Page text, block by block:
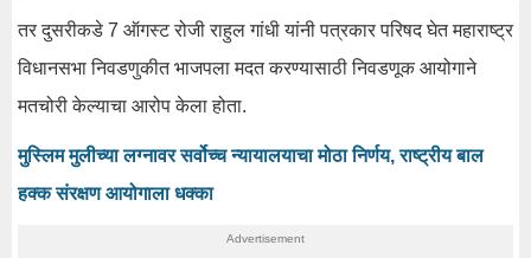
तर दुसरीकडे 7 ऑगस्ट रोजी राहुल गांधी यांनी पत्रकार परिषद घेत महाराष्ट्र
विधानसभा निवडणुकीत भाजपला मदत करण्यासाठी निवडणूक आयोगाने
मतचोरी केल्याचा आरोप केला होता.
मुस्लिम मुलीच्या लग्नावर सर्वोच्च न्यायालयाचा मोठा निर्णय, राष्ट्रीय बाल
हक्क संरक्षण आयोगाला धक्का